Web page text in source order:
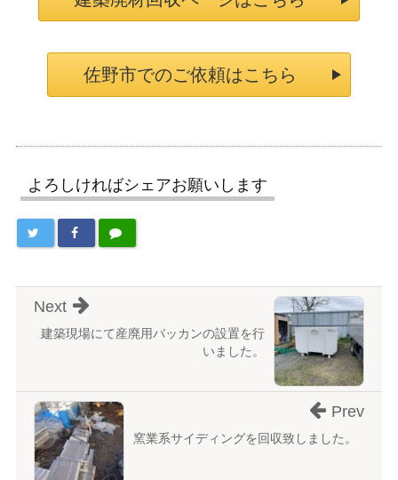
佐野市でのご依頼はこちら
よろしければシェアお願いします
建築現場にて産廃用バッカンの設置を行
いました。
Next
窯業系サイディングを回収致しました。
Prev